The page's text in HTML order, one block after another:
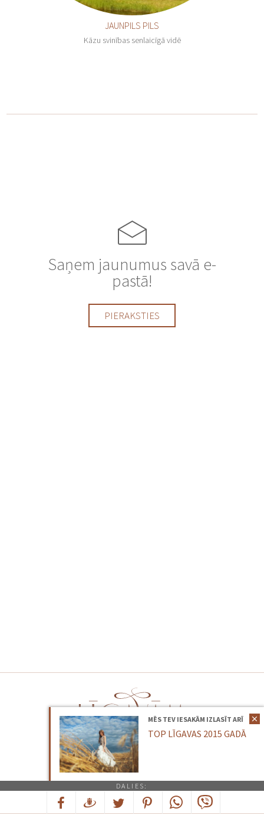
MĒS TEV IESAKĀM IZLASĪT ARĪ
TOP LĪGAVAS 2015 GADĀ
DALIES:
JAUNPILS PILS
Kāzu svinības senlaicīgā vidē
Saņem jaunumus savā e-
pastā!
PIERAKSTIES
Kontakti|Sadarbība